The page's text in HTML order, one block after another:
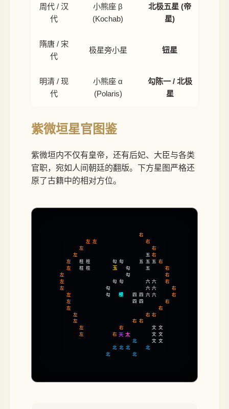
周代 / 汉
代
小熊座 β
(Kochab)
北极五星 (帝
星)
隋唐 / 宋
代
极星旁小星 钮星
明清 / 现
代
小熊座 α
(Polaris)
勾陈一 / 北极
星
紫微垣星官图鉴
紫微垣内不仅有皇帝，还有后妃、大臣与各类
官职，宛如人间朝廷的翻版。下方星图严格还
原了古籍中的相对方位。
左 左
左
左
左
左
左
左
左
左
左
左
左
左
左
左
右
右
右
右
右
右
右
右
右
右
右
右
右 右
右 右
右
右
柱 柱
柱 柱 玉
極
勾 勾
勾
勾
勾 勾
勾
勾
五
五 五 五
五
六 六
六 六
六 六
四
四
四
四
天 太
文 文
文 文
文 文
北
北 北 北
北
北
北